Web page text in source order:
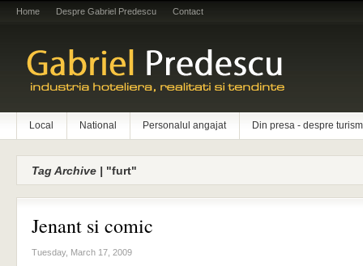
Home Despre Gabriel Predescu Contact
Local National Personalul angajat Din presa - despre turism
Tag Archive | "furt"
Jenant si comic
Tuesday, March 17, 2009